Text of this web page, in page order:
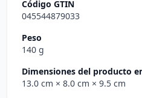
Código GTIN
045544879033
Peso
140 g
Dimensiones del producto
13.0 cm × 8.0 cm × 9.5 cm